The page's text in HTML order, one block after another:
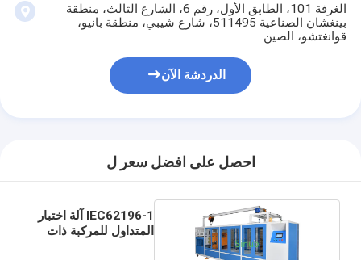
الغرفة 101، الطابق الأول، رقم 6، الشارع الثالث، منطقة
بينغشان الصناعية 511495، شارع شيبي، منطقة بانيو،
قوانغتشو، الصين
الدردشة الآن
احصل على افضل سعر ل
IEC62196-1 آلة اختبار
المتداول للمركبة ذات